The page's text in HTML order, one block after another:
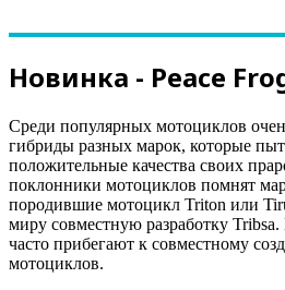
Новинка - Peace
Среди популярных мотоциклов
гибриды разных марок, которые
положительные качества своих
поклонники мотоциклов помнят
породившие мотоцикл Triton или
миру совместную разработку
часто прибегают к совместному
мотоциклов.